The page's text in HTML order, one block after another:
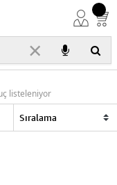
×
listeleniyor